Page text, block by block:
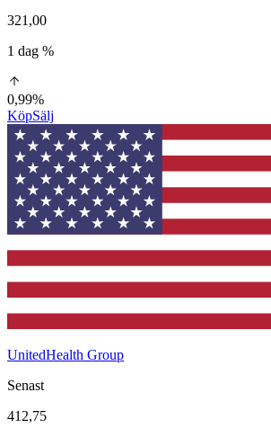
321,00
1 dag %
0,99%
KöpSälj
UnitedHealth Group
Senast
412,75